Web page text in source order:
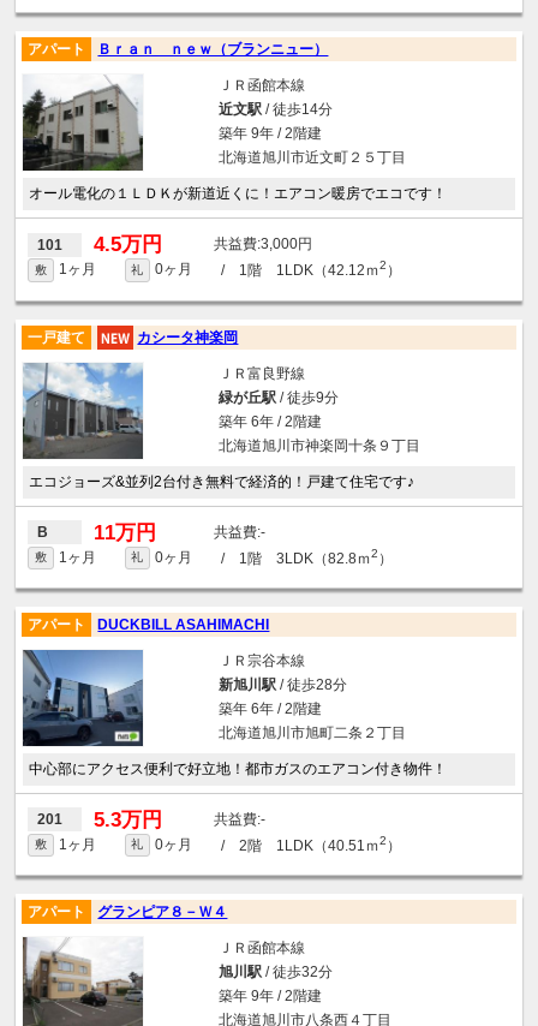
アパート Ｂｒａｎ ｎｅｗ（ブランニュー）
ＪＲ函館本線
近文駅/ 徒歩14分
築年 9年 / 2階建
北海道旭川市近文町２５丁目
オール電化の１ＬＤＫが新道近くに！エアコン暖房でエコです！
101 4.5万円 3,000円
敷 1ヶ月 礼 0ヶ月 / 1階 1LDK（42.12ｍ2 ）
一戸建て カシータ神楽岡
ＪＲ富良野線
緑が丘駅/ 徒歩9分
築年 6年 / 2階建
北海道旭川市神楽岡十条９丁目
エコジョーズ&並列2台付き無料で経済的！戸建て住宅です♪
B 11万円 -
敷 1ヶ月 礼 0ヶ月 / 1階 3LDK（82.8ｍ2 ）
アパート DUCKBILL ASAHIMACHI
ＪＲ宗谷本線
新旭川駅/ 徒歩28分
築年 6年 / 2階建
北海道旭川市旭町二条２丁目
中心部にアクセス便利で好立地！都市ガスのエアコン付き物件！
201 5.3万円 -
敷 1ヶ月 礼 0ヶ月 / 2階 1LDK（40.51ｍ2 ）
アパート グランピア８－Ｗ４
ＪＲ函館本線
旭川駅/ 徒歩32分
築年 9年 / 2階建
北海道旭川市八条西４丁目